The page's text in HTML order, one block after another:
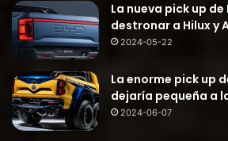
La nueva pick up
destronar a Hilux y
2024-05-22
La enorme pick up
dejaría pequeña a
2024-06-07